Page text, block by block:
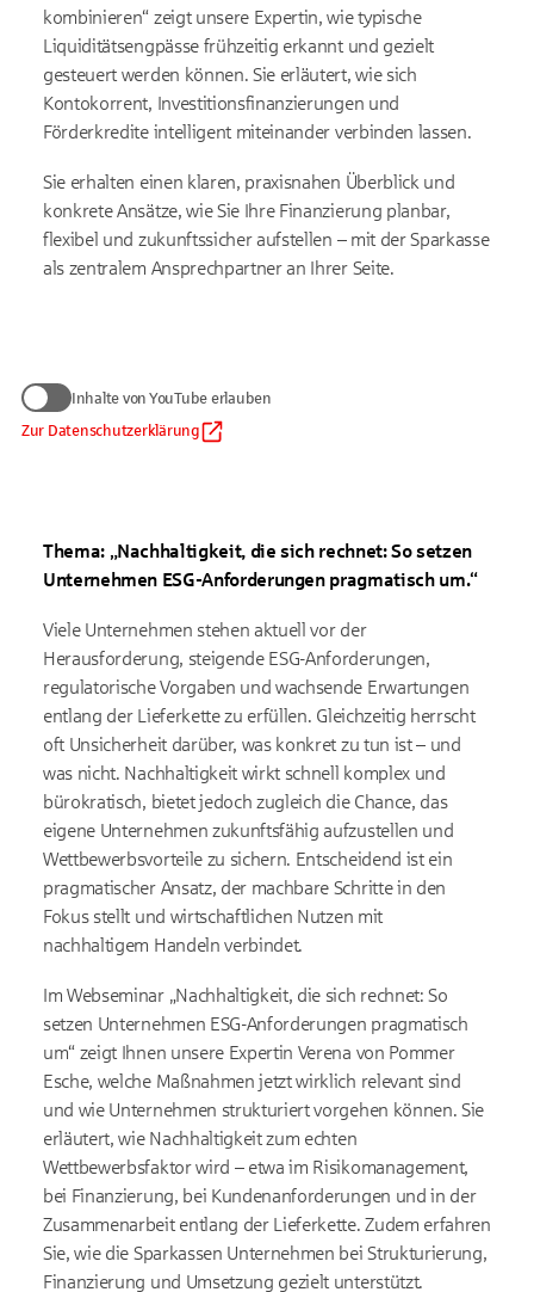
kombinieren“ zeigt unsere Expertin, wie typische
Liquiditätsengpässe frühzeitig erkannt und gezielt
gesteuert werden können. Sie erläutert, wie sich
Kontokorrent, Investitionsfinanzierungen und
Förderkredite intelligent miteinander verbinden lassen.
Sie erhalten einen klaren, praxisnahen Überblick und
konkrete Ansätze, wie Sie Ihre Finanzierung planbar,
flexibel und zukunftssicher aufstellen – mit der Sparkasse
als zentralem Ansprechpartner an Ihrer Seite.
Inhalte von YouTube erlauben
Zur Datenschutzerklärung
zum Anzeigen von YouTube-Videos
Daten werden nur an Google übermittelt, soweit dies für die
Einbindung von YouTube erforderlich ist. Informationen finden
Länder ohne der EU gleichwertiges Datenschutzniveau (z. B.
USA). Informationen finden Siein der Google-
Inhalte von YouTube erlauben
Thema: „Nachhaltigkeit, die sich rechnet: So setzen
Unternehmen ESG-Anforderungen pragmatisch um.“
Viele Unternehmen stehen aktuell vor der
Herausforderung, steigende ESG-Anforderungen,
regulatorische Vorgaben und wachsende Erwartungen
entlang der Lieferkette zu erfüllen. Gleichzeitig herrscht
oft Unsicherheit darüber, was konkret zu tun ist – und
was nicht. Nachhaltigkeit wirkt schnell komplex und
bürokratisch, bietet jedoch zugleich die Chance, das
eigene Unternehmen zukunftsfähig aufzustellen und
Wettbewerbsvorteile zu sichern. Entscheidend ist ein
pragmatischer Ansatz, der machbare Schritte in den
Fokus stellt und wirtschaftlichen Nutzen mit
nachhaltigem Handeln verbindet.
Im Webseminar „Nachhaltigkeit, die sich rechnet: So
setzen Unternehmen ESG-Anforderungen pragmatisch
um“ zeigt Ihnen unsere Expertin Verena von Pommer
Esche, welche Maßnahmen jetzt wirklich relevant sind
und wie Unternehmen strukturiert vorgehen können. Sie
erläutert, wie Nachhaltigkeit zum echten
Wettbewerbsfaktor wird – etwa im Risikomanagement,
bei Finanzierung, bei Kundenanforderungen und in der
Zusammenarbeit entlang der Lieferkette. Zudem erfahren
Sie, wie die Sparkassen Unternehmen bei Strukturierung,
Finanzierung und Umsetzung gezielt unterstützt.